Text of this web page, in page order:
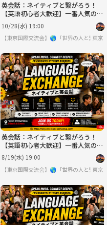
」違う世界見てみたい方は必見 ※英語喋
英会話：ネイティブと繋がろう！
【英語初心者大歓迎】一番人気の英
会話！
10/28(水) 19:00
【東京国際交流会】🌎「世界の人と繋り
東京
」違う世界見てみたい方は必見 ※英語喋
英会話：ネイティブと繋がろう！
【英語初心者大歓迎】一番人気の英
会話！
8/19(水) 19:00
【東京国際交流会】🌎「世界の人と繋り
東京